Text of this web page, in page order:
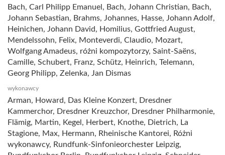
Bach, Carl Philipp Emanuel, Bach, Johann Christian, Bach,
Johann Sebastian, Brahms, Johannes, Hasse, Johann Adolf,
Heinichen, Johann David, Homilius, Gottfried August,
Mendelssohn, Felix, Monteverdi, Claudio, Mozart,
Wolfgang Amadeus, różni kompozytorzy, Saint-Saëns,
Camille, Schubert, Franz, Schütz, Heinrich, Telemann,
Georg Philipp, Zelenka, Jan Dismas
wykonawcy
Arman, Howard, Das Kleine Konzert, Dresdner
Kammerchor, Dresdner Kreuzchor, Dresdner Philharmonie,
Flämig, Martin, Kegel, Herbert, Knothe, Dietrich, La
Stagione, Max, Hermann, Rheinische Kantorei, Różni
wykonawcy, Rundfunk-Sinfonieorchester Leipzig,